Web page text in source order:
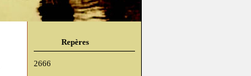
Repères
2666